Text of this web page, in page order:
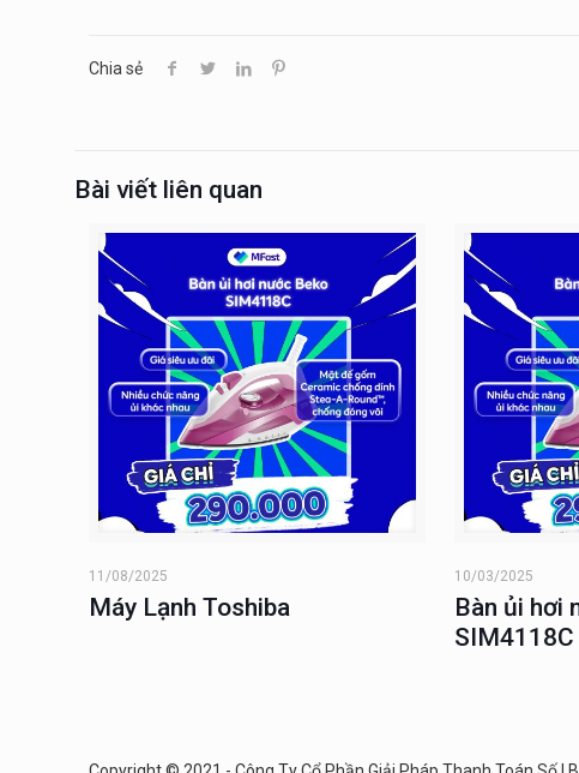
Chia sẻ
Bài viết liên quan
11/08/2025
Máy Lạnh Toshiba
10/03/2025
Bàn ủi hơi
SIM4118C